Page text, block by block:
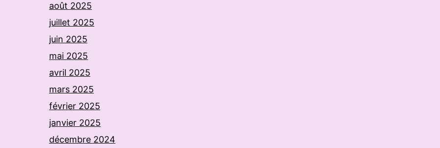
août 2025
juillet 2025
juin 2025
mai 2025
avril 2025
mars 2025
février 2025
janvier 2025
décembre 2024